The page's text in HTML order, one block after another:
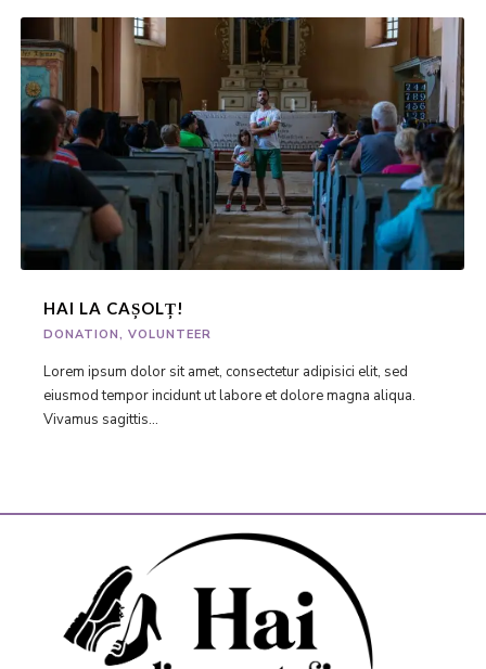
HAI LA CAȘOLȚ!
DONATION, VOLUNTEER
Lorem ipsum dolor sit amet, consectetur adipisici elit, sed
eiusmod tempor incidunt ut labore et dolore magna aliqua.
Vivamus sagittis...